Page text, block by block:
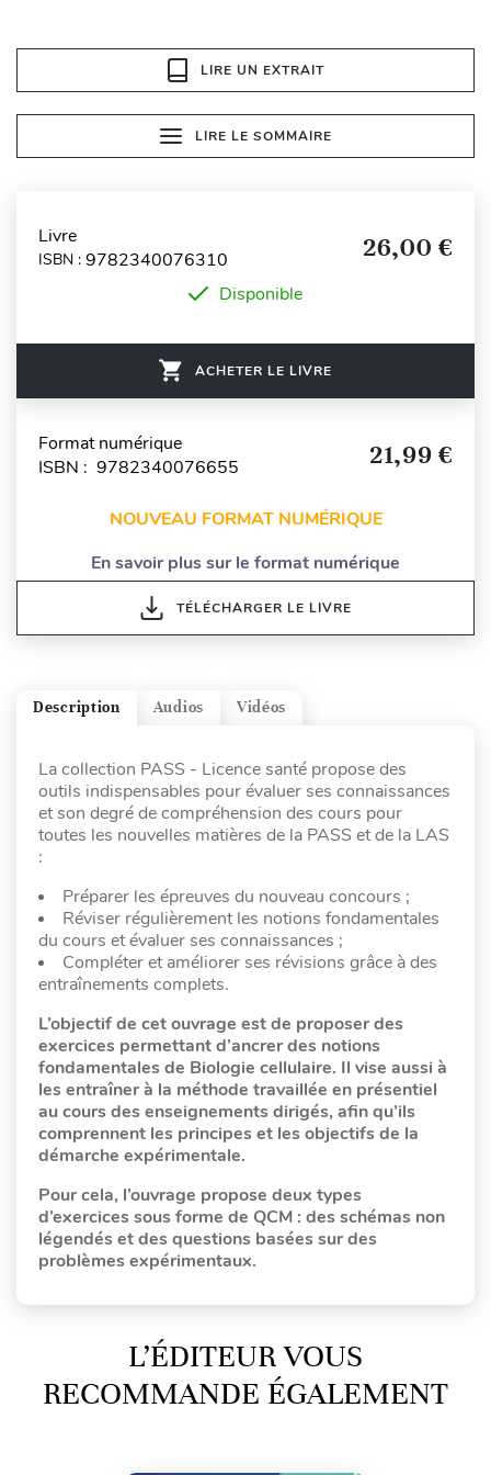
LIRE UN EXTRAIT
LIRE LE SOMMAIRE
Livre
ISBN : 9782340076310 26,00 €
Disponible
ACHETER LE LIVRE
Format numérique
ISBN : 9782340076655
21,99 €
NOUVEAU FORMAT NUMÉRIQUE
En savoir plus sur le format numérique
TÉLÉCHARGER LE LIVRE
Vidéos
Audios
Description
La collection PASS - Licence santé propose des
outils indispensables pour évaluer ses connaissances
et son degré de compréhension des cours pour
toutes les nouvelles matières de la PASS et de la LAS
:
Préparer les épreuves du nouveau concours ;
Réviser régulièrement les notions fondamentales
du cours et évaluer ses connaissances ;
Compléter et améliorer ses révisions grâce à des
entraînements complets.
L’objectif de cet ouvrage est de proposer des
exercices permettant d’ancrer des notions
fondamentales de Biologie cellulaire. Il vise aussi à
les entraîner à la méthode travaillée en présentiel
au cours des enseignements dirigés, afin qu’ils
comprennent les principes et les objectifs de la
démarche expérimentale.
Pour cela, l’ouvrage propose deux types
d’exercices sous forme de QCM : des schémas non
légendés et des questions basées sur des
problèmes expérimentaux.
L’ÉDITEUR VOUS
RECOMMANDE ÉGALEMENT